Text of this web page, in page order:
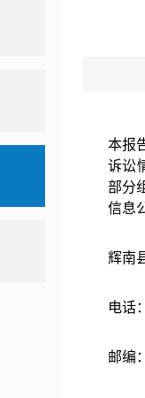
本报
诉讼
部分
信息
辉南
电话
邮编